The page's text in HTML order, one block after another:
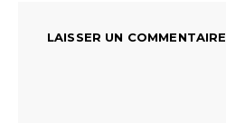
LAISSER UN COMMENTAIRE